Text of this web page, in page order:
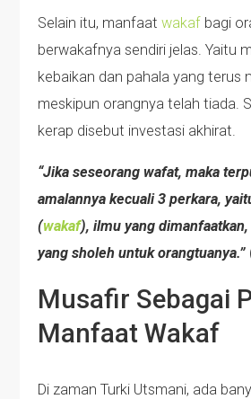
Selain itu, manfaatwakaf bagi
berwakafnya sendiri jelas. Yaitu
kebaikan dan pahala yang terus
meskipun orangnya telah tiada.
kerap disebut investasi akhirat.
“Jika seseorang wafat, maka
amalannya kecuali 3 perkara,
(wakaf), ilmu yang
yang sholeh untuk orangtuanya.”
Musafir Sebagai
Manfaat Wakaf
Di zaman Turki Utsmani, ada